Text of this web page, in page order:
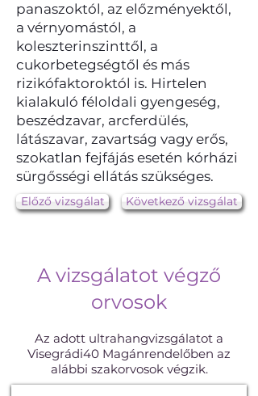
panaszoktól, az előzményektől,
a vérnyomástól, a
koleszterinszinttől, a
cukorbetegségtől és más
rizikófaktoroktól is. Hirtelen
kialakuló féloldali gyengeség,
beszédzavar, arcferdülés,
látászavar, zavartság vagy erős,
szokatlan fejfájás esetén kórházi
sürgősségi ellátás szükséges.
Előző vizsgálat Következő vizsgálat
A vizsgálatot végző
orvosok
Az adott ultrahangvizsgálatot a
Visegrádi40 Magánrendelőben az
alábbi szakorvosok végzik.